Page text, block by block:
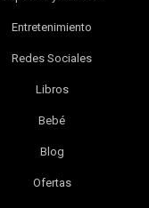
Entretenimiento
Redes Sociales
Libros
Bebé
Blog
Ofertas